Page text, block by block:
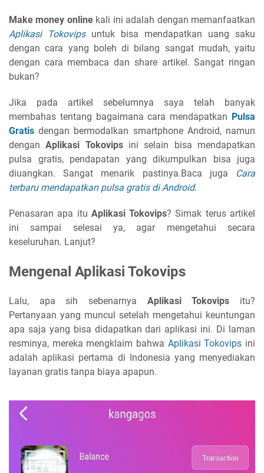
Make money onlinekali ini adalah dengan memanfaatkan
Aplikasi Tokovipsuntuk bisa mendapatkan uang saku
dengan cara yang boleh di bilang sangat mudah, yaitu
dengan cara membaca dan share artikel. Sangat ringan
bukan?
Jika pada artikel sebelumnya saya telah banyak
membahas tentang bagaimana cara mendapatkan Pulsa
Gratis dengan bermodalkan smartphone Android, namun
denganAplikasi Tokovipsini selain bisa mendapatkan
pulsa gratis, pendapatan yang dikumpulkan bisa juga
diuangkan. Sangat menarik pastinya.Baca juga
Cara
terbaru mendapatkan pulsa gratis di Android.
Penasaran apa itu Aplikasi Tokovips? Simak terus artikel
ini sampai selesai ya, agar mengetahui secara
keseluruhan. Lanjut?
Mengenal Aplikasi Tokovips
Lalu, apa sih sebenarnya Aplikasi Tokovips itu?
Pertanyaan yang muncul setelah mengetahui keuntungan
apa saja yang bisa didapatkan dari aplikasi ini. Di laman
resminya, mereka mengklaim bahwa Aplikasi Tokovips ini
adalah aplikasi pertama di Indonesia yang menyediakan
layanan gratis tanpa biaya apapun.